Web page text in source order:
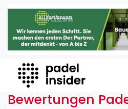
Padel Insider
Home
Organisationen
Buchungssysteme
Padel-Shops
Bewertungen